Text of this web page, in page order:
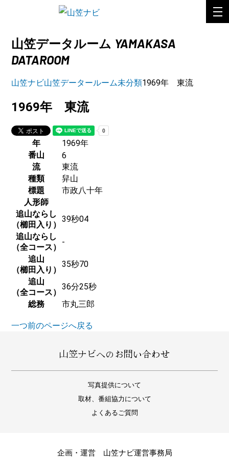
山笠データルーム YAMAKASA
DATAROOM
山笠ナビ山笠データールーム未分類1969年 東流
1969年 東流
年
1969年
番山
6
流
東流
種類
舁山
標題
市政八十年
人形師
追山ならし
（櫛田入り）
39秒04
追山ならし
（全コース）
-
追山
（櫛田入り）
35秒70
追山
（全コース）
36分25秒
総務
市丸三郎
一つ前のページへ戻る
山笠ナビへのお問い合わせ
写真提供について
取材、番組協力について
よくあるご質問
企画・運営 山笠ナビ運営事務局